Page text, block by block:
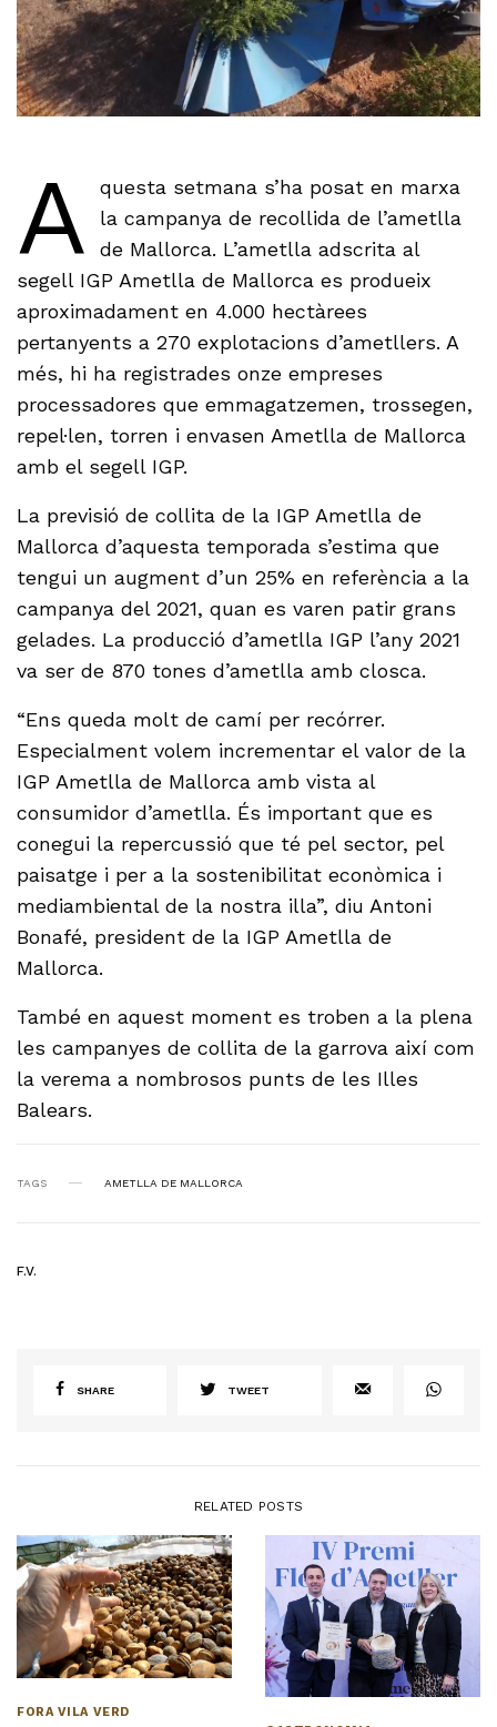
A
questa setmana s’ha posat en marxa
la campanya de recollida de l’ametlla
de Mallorca. L’ametlla adscrita al
segell IGP Ametlla de Mallorca es produeix
aproximadament en 4.000 hectàrees
pertanyents a 270 explotacions d’ametllers. A
més, hi ha registrades onze empreses
processadores que emmagatzemen, trossegen,
repel·len, torren i envasen Ametlla de Mallorca
amb el segell IGP.
La previsió de collita de la IGP Ametlla de
Mallorca d’aquesta temporada s’estima que
tengui un augment d’un 25% en referència a la
campanya del 2021, quan es varen patir grans
gelades. La producció d’ametlla IGP l’any 2021
va ser de 870 tones d’ametlla amb closca.
“Ens queda molt de camí per recórrer.
Especialment volem incrementar el valor de la
IGP Ametlla de Mallorca amb vista al
consumidor d’ametlla. És important que es
conegui la repercussió que té pel sector, pel
paisatge i per a la sostenibilitat econòmica i
mediambiental de la nostra illa”, diu Antoni
Bonafé, president de la IGP Ametlla de
Mallorca.
També en aquest moment es troben a la plena
les campanyes de collita de la garrova així com
la verema a nombrosos punts de les Illes
Balears.
TAGS AMETLLA DE MALLORCA
F.V.
SHARE TWEET
RELATED POSTS
FORA VILA VERD